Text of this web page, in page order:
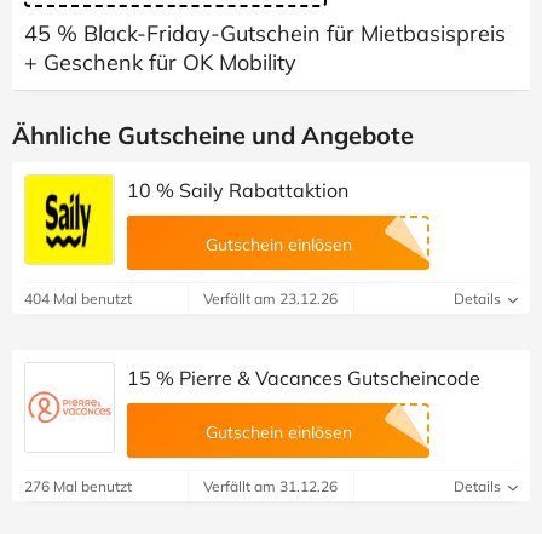
45 % Black-Friday-Gutschein für Mietbasispreis
+ Geschenk für OK Mobility
Ähnliche Gutscheine und Angebote
10 % Saily Rabattaktion
Gutschein einlösen
404 Mal benutzt Verfällt am 23.12.26 Details
15 % Pierre & Vacances Gutscheincode
Gutschein einlösen
276 Mal benutzt Verfällt am 31.12.26 Details